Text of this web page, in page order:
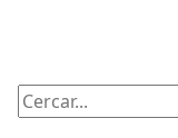
Cercar: